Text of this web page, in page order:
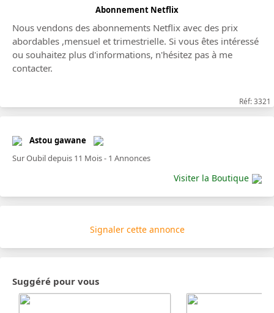
Abonnement Netflix
Nous vendons des abonnements Netflix avec des prix
abordables ,mensuel et trimestrielle. Si vous êtes intéressé
ou souhaitez plus d'informations, n'hésitez pas à me
contacter.
Réf: 3321
Astou gawane
Sur Oubil depuis 11 Mois - 1 Annonces
Visiter la Boutique
Signaler cette annonce
Suggéré pour vous